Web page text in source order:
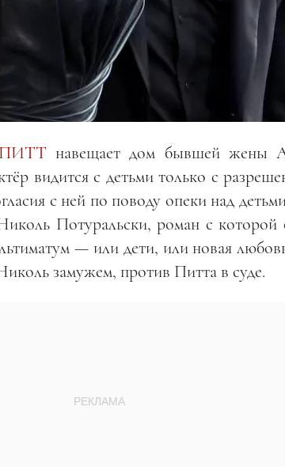
навещает дом бывшей жены
видится с детьми только с
с ней по поводу опеки над
Потуральски, роман с которой
— или дети, или новая
замужем, против Питта в суде.